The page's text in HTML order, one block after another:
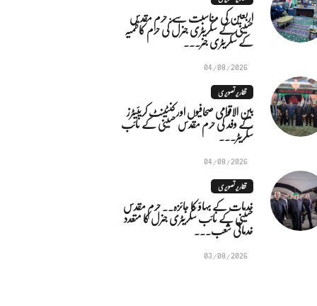
اربعین کی مناسبت سے: حرم مقدس
حسینی کے سکریٹری جنرل کی حرم کاظمیہ
کے سکریٹری جنر...
04/08/2026
تقاریر تصویری
بین الاقوامی صحافیوں اور کنٹینٹ کریئیٹرز
کے وفد کی حرم مقدس حسینی کے نائب
سکریٹر...
04/08/2026
تقاریر تصویری
خدمات کے بہاؤ کا جائزہ.. حرم مقدس
حسینی کے نائب سکریٹری جنرل کا متعدد
خدماتی شعب...
03/08/2026